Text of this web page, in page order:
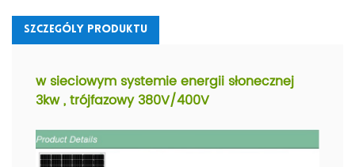
Szczególy Produktu
w sieciowym systemie energii słonecznej
3kw , trójfazowy 380V/400V